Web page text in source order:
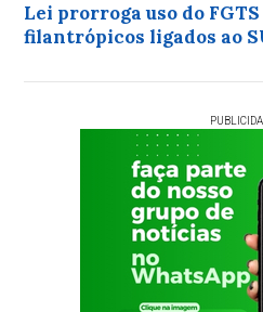
Lei prorroga uso do
filantrópicos ligados ao